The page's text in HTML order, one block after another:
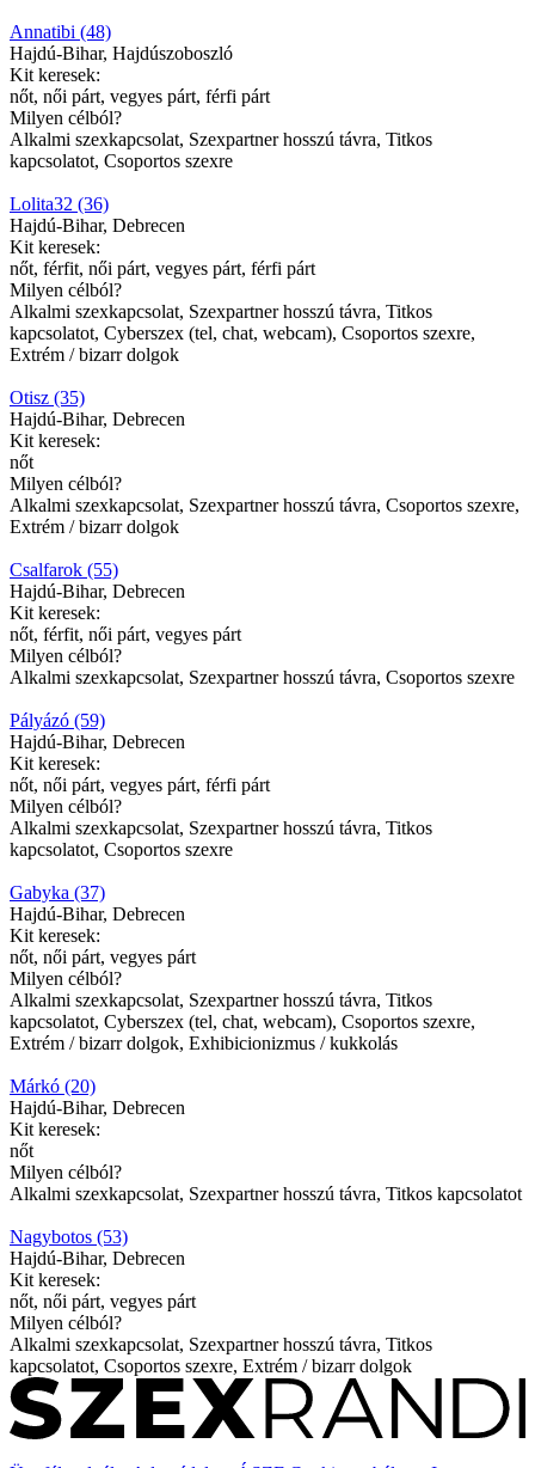
Annatibi (48)
Hajdú-Bihar, Hajdúszoboszló
Kit keresek:
nőt, női párt, vegyes párt, férfi párt
Milyen célból?
Alkalmi szexkapcsolat, Szexpartner hosszú távra, Titkos
kapcsolatot, Csoportos szexre
Lolita32 (36)
Hajdú-Bihar, Debrecen
Kit keresek:
nőt, férfit, női párt, vegyes párt, férfi párt
Milyen célból?
Alkalmi szexkapcsolat, Szexpartner hosszú távra, Titkos
kapcsolatot, Cyberszex (tel, chat, webcam), Csoportos szexre,
Extrém / bizarr dolgok
Otisz (35)
Hajdú-Bihar, Debrecen
Kit keresek:
nőt
Milyen célból?
Alkalmi szexkapcsolat, Szexpartner hosszú távra, Csoportos szexre,
Extrém / bizarr dolgok
Csalfarok (55)
Hajdú-Bihar, Debrecen
Kit keresek:
nőt, férfit, női párt, vegyes párt
Milyen célból?
Alkalmi szexkapcsolat, Szexpartner hosszú távra, Csoportos szexre
Pályázó (59)
Hajdú-Bihar, Debrecen
Kit keresek:
nőt, női párt, vegyes párt, férfi párt
Milyen célból?
Alkalmi szexkapcsolat, Szexpartner hosszú távra, Titkos
kapcsolatot, Csoportos szexre
Gabyka (37)
Hajdú-Bihar, Debrecen
Kit keresek:
nőt, női párt, vegyes párt
Milyen célból?
Alkalmi szexkapcsolat, Szexpartner hosszú távra, Titkos
kapcsolatot, Cyberszex (tel, chat, webcam), Csoportos szexre,
Extrém / bizarr dolgok, Exhibicionizmus / kukkolás
Márkó (20)
Hajdú-Bihar, Debrecen
Kit keresek:
nőt
Milyen célból?
Alkalmi szexkapcsolat, Szexpartner hosszú távra, Titkos kapcsolatot
Nagybotos (53)
Hajdú-Bihar, Debrecen
Kit keresek:
nőt, női párt, vegyes párt
Milyen célból?
Alkalmi szexkapcsolat, Szexpartner hosszú távra, Titkos
kapcsolatot, Csoportos szexre, Extrém / bizarr dolgok